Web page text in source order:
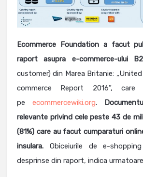
Ecommerce Foundation a facut
raport asupra e-commerce-ului
customer) din Marea Britanie:
commerce Report 2016”, care
pe ecommercewiki.org.
relevante privind cele peste 43 de
(81%) care au facut cumparaturi
insulara. Obiceiurile de e-
desprinse din raport, indica